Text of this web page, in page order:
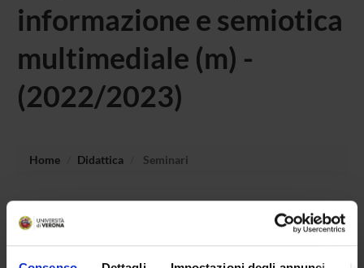
informazione e semiotica
multimediale (m) -
(2022/2023)
Home Didattica Seminari
all'insegnamento Argomentazione, informazione e
semiotica multimediale (m).